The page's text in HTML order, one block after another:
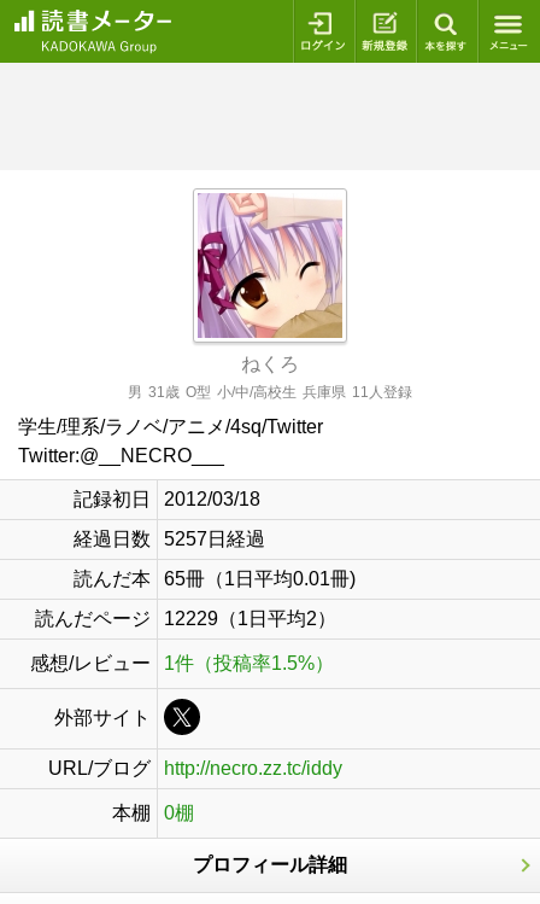
ログイン 新規登録
ねくろ
男 31歳 O型 小/中/高校生 兵庫県 11人登録
学生/理系/ラノベ/アニメ/4sq/Twitter
Twitter:@__NECRO___
記録初日
2012/03/18
経過日数
5257日経過
読んだ本
65冊（1日平均0.01冊)
読んだページ
12229（1日平均2）
感想/レビュー 1件（投稿率1.5%）
外部サイト
URL/ブログ http://necro.zz.tc/iddy
本棚 0棚
プロフィール詳細